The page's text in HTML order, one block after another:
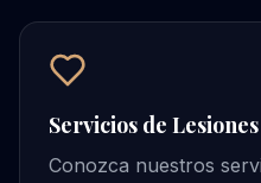
Servicios de Lesiones
Conozca nuestros